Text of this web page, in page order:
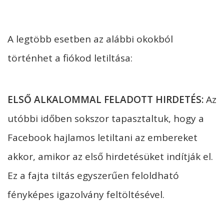
A legtöbb esetben az alábbi okokból
történhet a fiókod letiltása:
ELSŐ ALKALOMMAL FELADOTT HIRDETÉS:Az
utóbbi időben sokszor tapasztaltuk, hogy a
Facebook hajlamos letiltani az embereket
akkor, amikor az első hirdetésüket indítják el.
Ez a fajta tiltás egyszerűen feloldható
fényképes igazolvány feltöltésével.